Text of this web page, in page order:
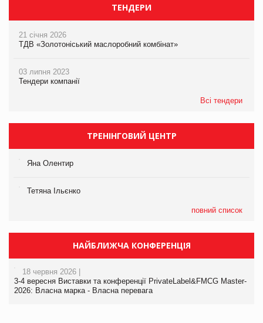
ТЕНДЕРИ
21 січня 2026
ТДВ «Золотоніський маслоробний комбінат»
03 липня 2023
Тендери компанії
Всі тендери
ТРЕНІНГОВИЙ ЦЕНТР
Яна Олентир
Тетяна Ільєнко
повний список
НАЙБЛИЖЧА КОНФЕРЕНЦІЯ
18 червня 2026 |
3-4 вересня Виставки та конференції PrivateLabel&FMCG Master-
2026: Власна марка - Власна перевага